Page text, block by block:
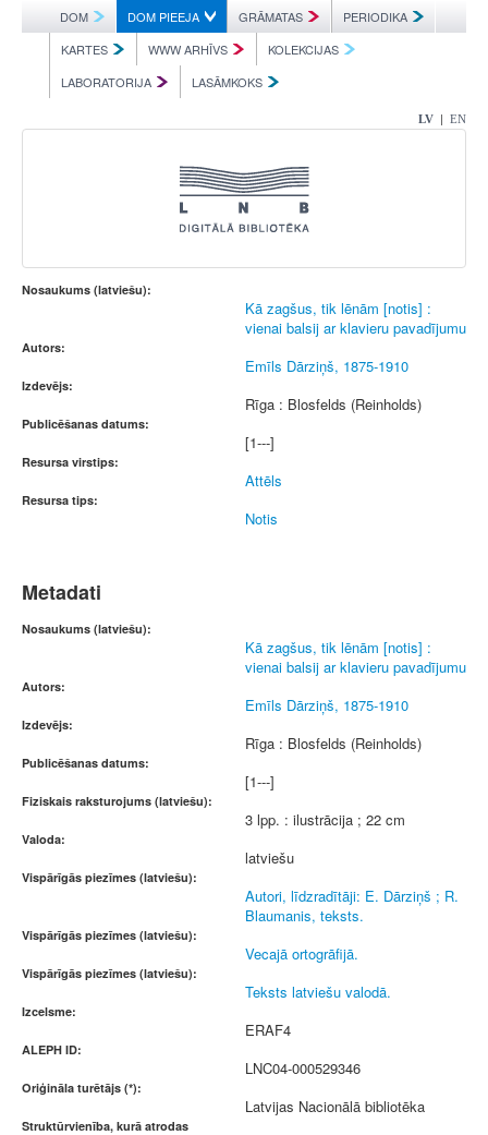
DOM DOM PIEEJA GRĀMATAS
PERIODIKA
KARTES
WWW ARHĪVS
KOLEKCIJAS
LABORATORIJA
LASĀMKOKS
LV | EN
Nosaukums (latviešu):
Kā zagšus, tik lēnām [notis] :
vienai balsij ar klavieru pavadījumu
Autors:
Emīls Dārziņš, 1875-1910
Izdevējs:
Rīga : Blosfelds (Reinholds)
Publicēšanas datums:
[1---]
Resursa virstips:
Attēls
Resursa tips:
Notis
Metadati
Nosaukums (latviešu):
Kā zagšus, tik lēnām [notis] :
vienai balsij ar klavieru pavadījumu
Autors:
Emīls Dārziņš, 1875-1910
Izdevējs:
Rīga : Blosfelds (Reinholds)
Publicēšanas datums:
[1---]
Fiziskais raksturojums (latviešu):
3 lpp. : ilustrācija ; 22 cm
Valoda:
latviešu
Vispārīgās piezīmes (latviešu):
Autori, līdzradītāji: E. Dārziņš ; R.
Blaumanis, teksts.
Vispārīgās piezīmes (latviešu):
Vecajā ortogrāfijā.
Vispārīgās piezīmes (latviešu):
Teksts latviešu valodā.
Izcelsme:
ERAF4
ALEPH ID:
LNC04-000529346
Oriģināla turētājs (*):
Latvijas Nacionālā bibliotēka
Struktūrvienība, kurā atrodas